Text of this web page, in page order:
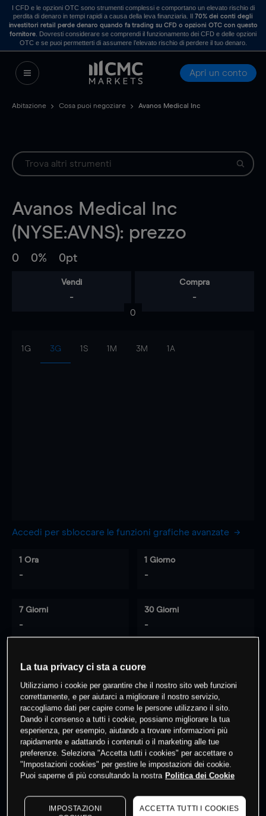
I CFD e le opzioni OTC sono strumenti complessi e comportano un elevato rischio di
perdita di denaro in tempi rapidi a causa della leva finanziaria. Il70% dei conti degli
investitori retail perde denaro quando fa trading su CFD o opzioni OTC con questo
fornitore . Dovresti considerare se comprendi il funzionamento dei CFD e delle opzioni
OTC e se puoi permetterti di assumere l’elevato rischio di perdere il tuo denaro.
Apri un conto
Abitazione Cosa puoi negoziare Avanos Medical Inc
Avanos Medical Inc
(NYSE:AVNS): prezzo
0 0% 0pt
Vendi
-
Compra
-
0
1G 3G 1S 1M 3M 1A
Accedi per sbloccare le funzioni grafiche avanzate
1 Ora
-
1 Giorno
-
7 Giorni
-
30 Giorni
-
% dei clienti hanno posizioni
questo prodotto
Fai trading
I prezzi sono solo indicativi. Accediper vedere gli ultimi
La tua privacy ci sta a cuore
Utilizziamo i cookie per garantire che il nostro sito web funzioni
correttamente, e per aiutarci a migliorare il nostro servizio,
raccogliamo dati per capire come le persone utilizzano il sito.
Dando il consenso a tutti i cookie, possiamo migliorare la tua
esperienza, per esempio, aiutando a trovare informazioni più
rapidamente e adattando i contenuti o il marketing alle tue
preferenze. Seleziona "Accetta tutti i cookies" per accettare o
"Impostazioni cookies" per gestire le impostazioni dei cookie.
Puoi saperne di più consultando la nostra Politica dei Cookie
IMPOSTAZIONI
ACCETTA TUTTI I COOKIES